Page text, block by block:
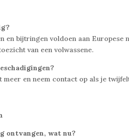
en bijtringen voldoen aan
van een volwassene.
en neem contact op als je
ontvangen, wat nu?